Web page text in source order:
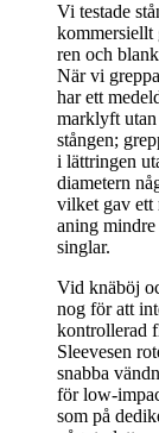
Vi testade
kommersiellt
ren och
När vi
har ett
marklyft
stången;
i lättringen
diametern
vilket gav ett
aning
singlar.
Vid knäböj
nog för att
kontrollerad
Sleevesen
snabba
för low-
som på